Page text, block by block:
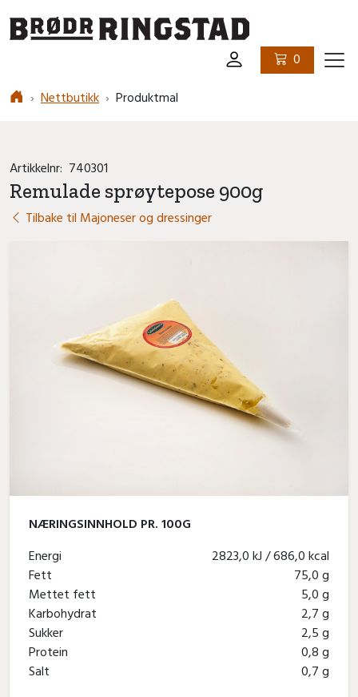
0
Nettbutikk
Produktmal
Artikkelnr: 740301
Remulade sprøytepose 900g
Tilbake til Majoneser og dressinger
NÆRINGSINNHOLD PR. 100G
Energi
2823,0 kJ / 686,0 kcal
Fett
75,0 g
Mettet fett
5,0 g
Karbohydrat
2,7 g
Sukker
2,5 g
Protein
0,8 g
Salt
0,7 g